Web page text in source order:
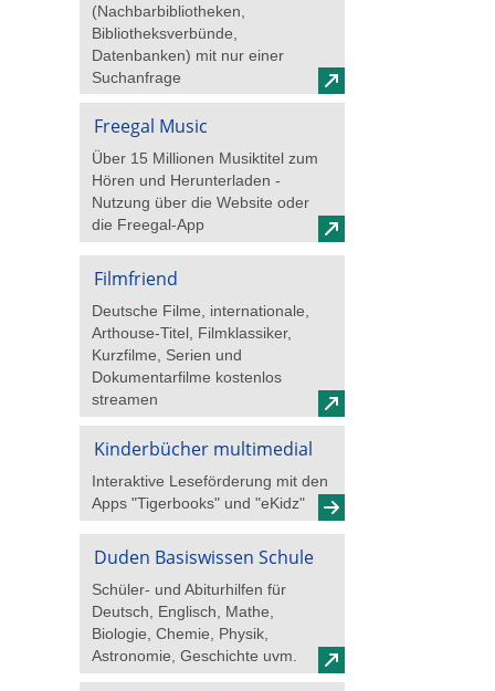
(Nachbarbibliotheken,
Bibliotheksverbünde,
Datenbanken) mit nur einer
Suchanfrage
Freegal Music
Über 15 Millionen Musiktitel zum
Hören und Herunterladen -
Nutzung über die Website oder
die Freegal-App
Filmfriend
Deutsche Filme, internationale,
Arthouse-Titel, Filmklassiker,
Kurzfilme, Serien und
Dokumentarfilme kostenlos
streamen
Kinderbücher multimedial
Interaktive Leseförderung mit den
Apps "Tigerbooks" und "eKidz"
Duden Basiswissen Schule
Schüler- und Abiturhilfen für
Deutsch, Englisch, Mathe,
Biologie, Chemie, Physik,
Astronomie, Geschichte uvm.